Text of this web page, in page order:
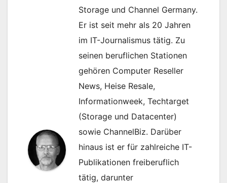
Storage und Channel Germany.
Er ist seit mehr als 20 Jahren
im IT-Journalismus tätig. Zu
seinen beruflichen Stationen
gehören Computer Reseller
News, Heise Resale,
Informationweek, Techtarget
(Storage und Datacenter)
sowie ChannelBiz. Darüber
hinaus ist er für zahlreiche IT-
Publikationen freiberuflich
tätig, darunter